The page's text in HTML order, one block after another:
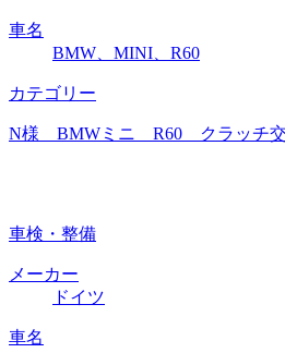
車名
BMW、MINI、R60
カテゴリー
N様 BMWミニ R60 クラッチ交
車検・整備
メーカー
ドイツ
車名